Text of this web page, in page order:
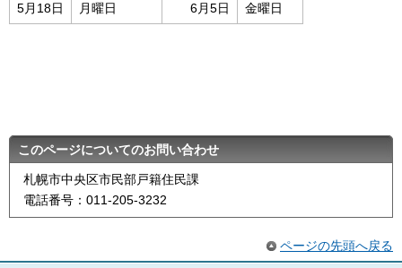
5月18日 月曜日 6月5日 金曜日
このページについてのお問い合わせ
札幌市中央区市民部戸籍住民課
電話番号：011-205-3232
ページの先頭へ戻る